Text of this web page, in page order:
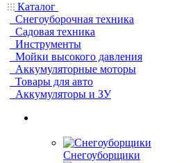
Каталог
Снегоуборочная техника
Садовая техника
Инструменты
Мойки высокого давления
Аккумуляторные моторы
Товары для авто
Аккумуляторы и ЗУ
Снегоуборщики